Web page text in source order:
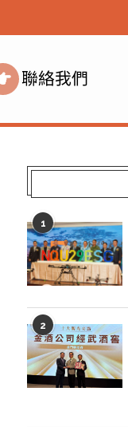
聯絡我們
1
2